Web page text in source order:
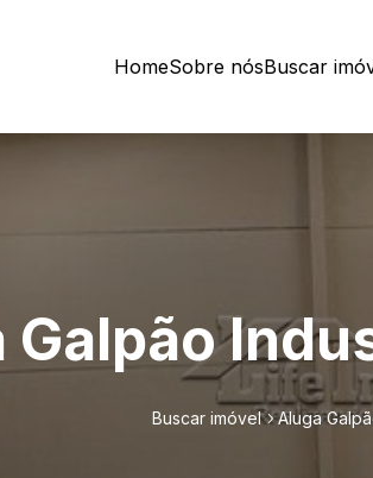
HomeSobre nósBuscar
Galpão
Buscar imóvel Aluga